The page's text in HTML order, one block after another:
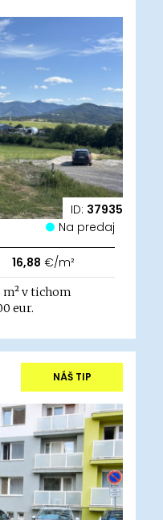
ID: 37935
Na predaj
16,88 €/m²
m² v tichom
eur.
NÁŠ TIP